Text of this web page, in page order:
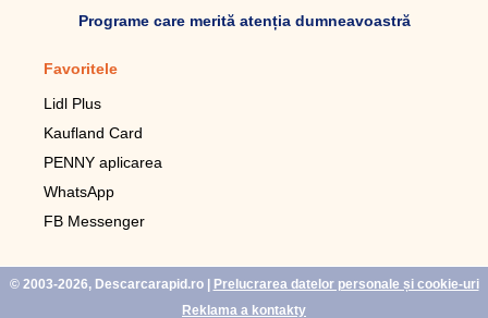
Programe care merită atenția dumneavoastră
Favoritele
Lidl Plus
Kaufland Card
PENNY aplicarea
WhatsApp
FB Messenger
© 2003-2026, Descarcarapid.ro|
Prelucrarea datelor personale și cookie-uri
Reklama a kontakty